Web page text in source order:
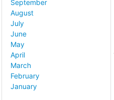
September
August
July
June
May
April
March
February
January